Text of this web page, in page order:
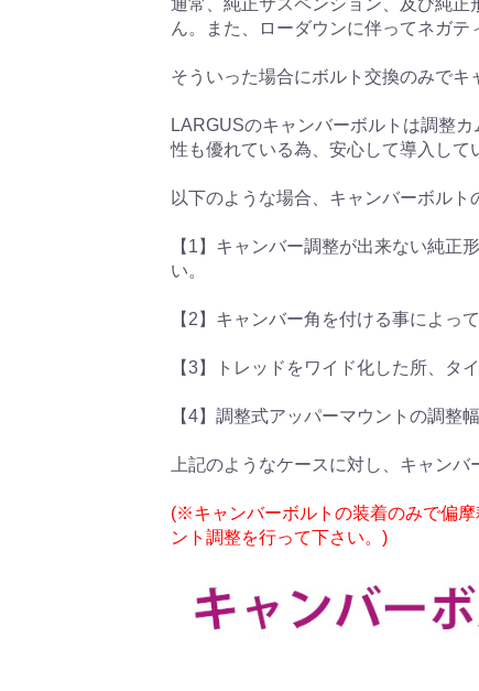
通常、純正サスペンション、及び純
ん。また、ローダウンに伴ってネガ
そういった場合にボルト交換のみでキ
LARGUSのキャンバーボルトは調整
性も優れている為、安心して導入して
以下のような場合、キャンバーボルト
【1】キャンバー調整が出来ない純正
い。
【2】キャンバー角を付ける事によっ
【3】トレッドをワイド化した所、タ
【4】調整式アッパーマウントの調整
上記のようなケースに対し、キャン
(※キャンバーボルトの装着のみで偏
ント調整を行って下さい。)